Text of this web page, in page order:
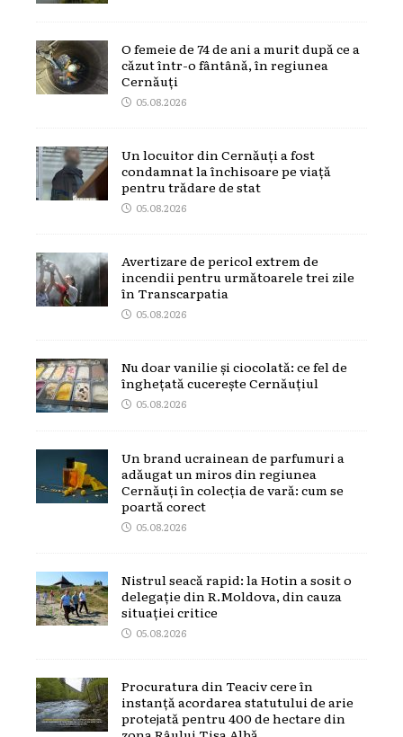
O femeie de 74 de ani a murit după ce a
căzut într-o fântână, în regiunea
Cernăuți
05.08.2026
Un locuitor din Cernăuți a fost
condamnat la închisoare pe viață
pentru trădare de stat
05.08.2026
Avertizare de pericol extrem de
incendii pentru următoarele trei zile
în Transcarpatia
05.08.2026
Nu doar vanilie și ciocolată: ce fel de
înghețată cucerește Cernăuțiul
05.08.2026
Un brand ucrainean de parfumuri a
adăugat un miros din regiunea
Cernăuți în colecția de vară: cum se
poartă corect
05.08.2026
Nistrul seacă rapid: la Hotin a sosit o
delegație din R.Moldova, din cauza
situației critice
05.08.2026
Procuratura din Teaciv cere în
instanță acordarea statutului de arie
protejată pentru 400 de hectare din